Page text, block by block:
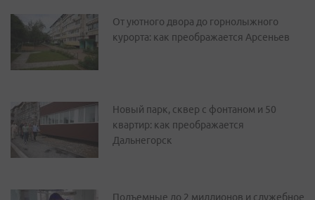
От уютного двора до горнолыжного
курорта: как преображается Арсеньев
Новый парк, сквер с фонтаном и 50
квартир: как преображается
Дальнегорск
Подъемные до 2 миллионов и служебное